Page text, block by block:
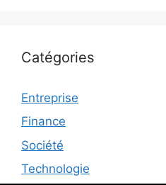
Catégories
Entreprise
Finance
Société
Technologie